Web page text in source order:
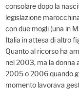
consolare dopo la
legislazione
con due mogli (una in
Italia in attesa di altro
Quanto al ricorso ha
nel 2003, ma la donna
2005 o 2006 quando
momento lavorava